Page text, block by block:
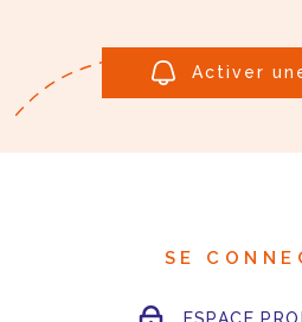
Activer
SE